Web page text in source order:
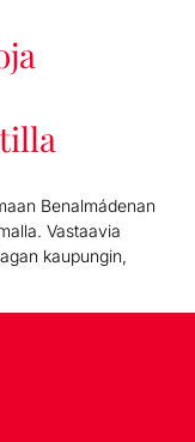
Benalmádenan
Vastaavia
kaupungin,